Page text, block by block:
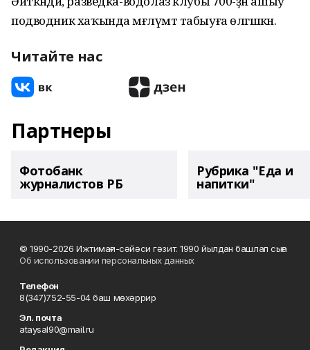
подводник хаҡында мәғлүмәт табыуға өлгәшкән.
Читайте нас
Партнеры
Фотобанк
журналистов РБ
Рубрика "Еда и
напитки"
© 1990-2026 Ижтимағи-сәйәси гәзит. 1990 йылдан башлап сыға
Об использовании персональных данных
Телефон
8(347)752-55-04 баш мөхәррир
Эл. почта
ataysal90@mail.ru